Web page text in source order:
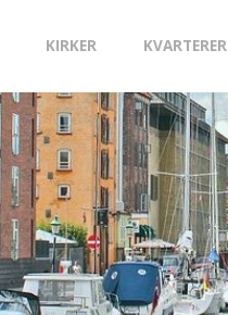
KIRKER KVARTERER